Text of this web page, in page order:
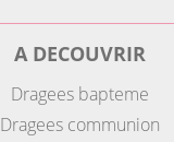
A DECOUVRIR
Dragees bapteme
Dragees communion